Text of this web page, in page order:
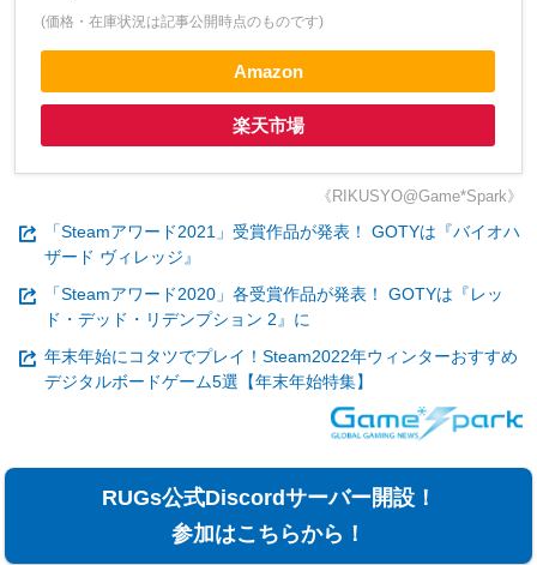
(価格・在庫状況は記事公開時点のものです)
Amazon
楽天市場
《RIKUSYO@Game*Spark》
「Steamアワード2021」受賞作品が発表！ GOTYは『バイオハ
ザード ヴィレッジ』
「Steamアワード2020」各受賞作品が発表！ GOTYは『レッ
ド・デッド・リデンプション 2』に
年末年始にコタツでプレイ！Steam2022年ウィンターおすすめ
デジタルボードゲーム5選【年末年始特集】
RUGs公式Discordサーバー開設！
参加はこちらから！